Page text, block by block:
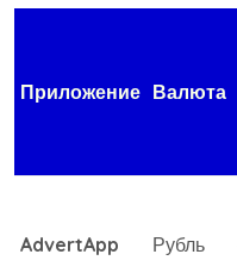
Приложение Валюта
AdvertApp Рубль